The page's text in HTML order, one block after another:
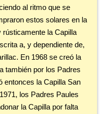
al ritmo que se
estos solares en la
la Capilla
a, y dependiente de,
En 1968 se creó la
también por los Padres
entonces la Capilla San
los Padres Paules
la Capilla por falta